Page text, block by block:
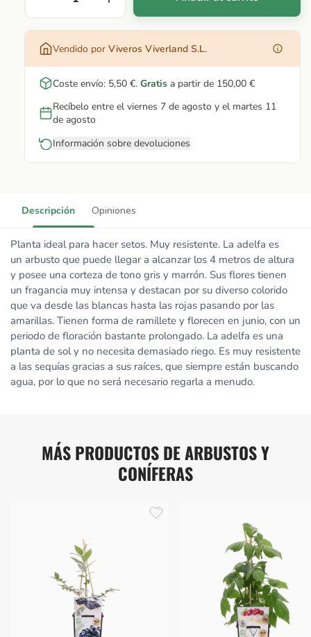
Vendido por Viveros Viverland S.L.
Coste envío: 5,50 €. Gratis a partir de 150,00 €
Recíbelo entre el viernes 7 de agosto y el martes 11
de agosto
Información sobre devoluciones
Descripción Opiniones
Planta ideal para hacer setos. Muy resistente. La adelfa es
un arbusto que puede llegar a alcanzar los 4 metros de altura
y posee una corteza de tono gris y marrón. Sus flores tienen
un fragancia muy intensa y destacan por su diverso colorido
que va desde las blancas hasta las rojas pasando por las
amarillas. Tienen forma de ramillete y florecen en junio, con un
periodo de floración bastante prolongado. La adelfa es una
planta de sol y no necesita demasiado riego. Es muy resistente
a las sequías gracias a sus raíces, que siempre están buscando
agua, por lo que no será necesario regarla a menudo.
MÁS PRODUCTOS DE ARBUSTOS Y
CONÍFERAS